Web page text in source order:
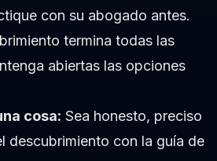
con su abogado antes.
termina todas las
abiertas las opciones
cosa: Sea honesto, preciso
descubrimiento con la guía de